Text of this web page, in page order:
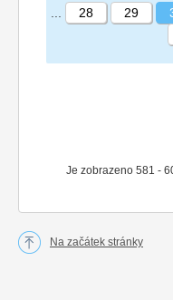
Je zobrazeno 581 -
28 29
Na začátek stránky